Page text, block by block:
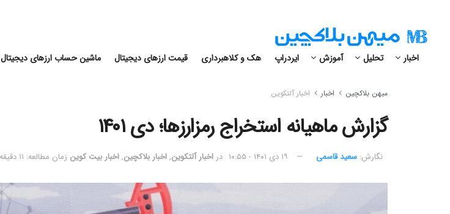
اخبار تحلیل آموزش ایردراپ هک و کلاهبرداری قیمت ارزهای دیجیتال ماشین حساب ارزهای دیجیتال
میهن بلاکچین اخبار اخبار آلتکوین
گزارش ماهیانه استخراج رمزارزها؛ دی ۱۴۰۱
نگارش:‌ سعید قاسمی ۱۹ دی ۱۴۰۱ - ۱۰:۵۵ در اخبار آلتکوین,اخبار بلاکچین,اخبار بیت کوین زمان مطالعه: ۱۱ دقیقه